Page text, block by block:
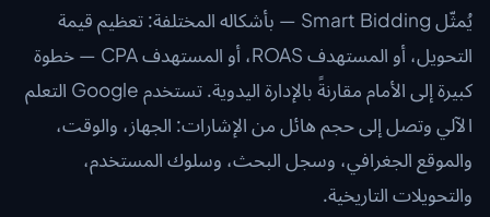
يُمثّل Smart Bidding — بأشكاله المختلفة: تعظيم قيمة
التحويل، أو المستهدف ROAS، أو المستهدف CPA — خطوة
كبيرة إلى الأمام مقارنةً بالإدارة اليدوية. تستخدم Google التعلم
الآلي وتصل إلى حجم هائل من الإشارات: الجهاز، والوقت،
والموقع الجغرافي، وسجل البحث، وسلوك المستخدم،
والتحويلات التاريخية.